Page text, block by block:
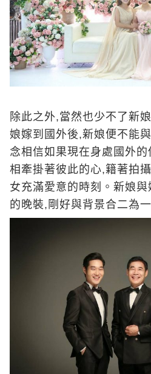
除此之外,當然也少不了新
娘嫁到國外後,新娘便不能
念相信如果現在身處國外
相牽掛著彼此的心,籍著拍
女充滿愛意的時刻。新娘
的晚裝,剛好與背景合二為